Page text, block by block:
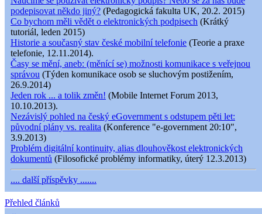
podepisovat někdo jiný? (Pedagogická fakulta UK, 20.2. 2015)
Co bychom měli vědět o elektronických podpisech (Krátký
tutoriál, leden 2015)
Historie a současný stav české mobilní telefonie (Teorie a praxe
telefonie, 12.11.2014).
Časy se mění, aneb: (měnící se) možnosti komunikace s veřejnou
správou (Týden komunikace osob se sluchovým postižením,
26.9.2014)
Jeden rok ... a tolik změn! (Mobile Internet Forum 2013,
10.10.2013).
Nezávislý pohled na český eGovernment s odstupem pěti let:
původní plány vs. realita (Konference "e-government 20:10",
3.9.2013)
Problém digitální kontinuity, alias dlouhověkost elektronických
dokumentů (Filosofické problémy informatiky, úterý 12.3.2013)
.... další příspěvky .......
Přehled článků